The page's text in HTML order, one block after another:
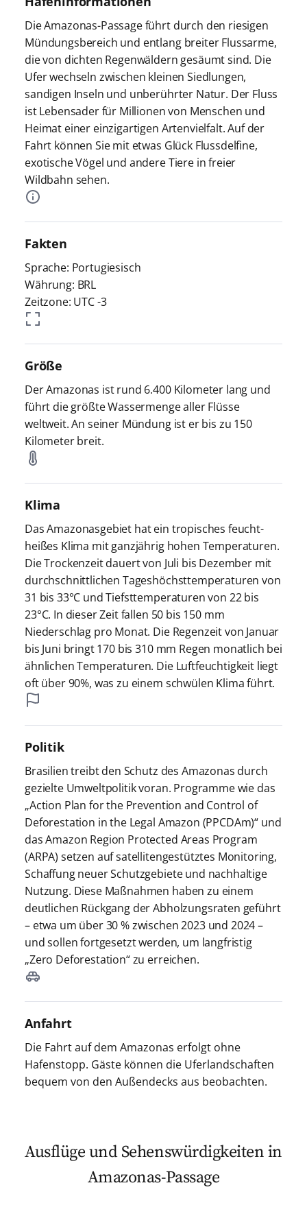
Die Amazonas-Passage führt durch den riesigen
Mündungsbereich und entlang breiter Flussarme,
die von dichten Regenwäldern gesäumt sind. Die
Ufer wechseln zwischen kleinen Siedlungen,
sandigen Inseln und unberührter Natur. Der Fluss
ist Lebensader für Millionen von Menschen und
Heimat einer einzigartigen Artenvielfalt. Auf der
Fahrt können Sie mit etwas Glück Flussdelfine,
exotische Vögel und andere Tiere in freier
Wildbahn sehen.
Fakten
Sprache: Portugiesisch
Währung: BRL
Zeitzone: UTC -3
Größe
Der Amazonas ist rund 6.400 Kilometer lang und
führt die größte Wassermenge aller Flüsse
weltweit. An seiner Mündung ist er bis zu 150
Kilometer breit.
Klima
Das Amazonasgebiet hat ein tropisches feucht-
heißes Klima mit ganzjährig hohen Temperaturen.
Die Trockenzeit dauert von Juli bis Dezember mit
durchschnittlichen Tageshöchsttemperaturen von
31 bis 33°C und Tiefsttemperaturen von 22 bis
23°C. In dieser Zeit fallen 50 bis 150 mm
Niederschlag pro Monat. Die Regenzeit von Januar
bis Juni bringt 170 bis 310 mm Regen monatlich bei
ähnlichen Temperaturen. Die Luftfeuchtigkeit liegt
oft über 90%, was zu einem schwülen Klima führt.
Politik
Brasilien treibt den Schutz des Amazonas durch
gezielte Umweltpolitik voran. Programme wie das
„Action Plan for the Prevention and Control of
Deforestation in the Legal Amazon (PPCDAm)“ und
das Amazon Region Protected Areas Program
(ARPA) setzen auf satellitengestütztes Monitoring,
Schaffung neuer Schutzgebiete und nachhaltige
Nutzung. Diese Maßnahmen haben zu einem
deutlichen Rückgang der Abholzungsraten geführt
– etwa um über 30 % zwischen 2023 und 2024 –
und sollen fortgesetzt werden, um langfristig
„Zero Deforestation“ zu erreichen.
Anfahrt
Die Fahrt auf dem Amazonas erfolgt ohne
Hafenstopp. Gäste können die Uferlandschaften
bequem von den Außendecks aus beobachten.
Ausflüge und Sehenswürdigkeiten in
Amazonas-Passage